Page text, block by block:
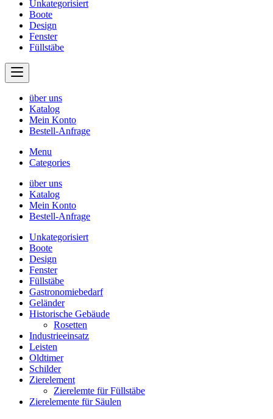
Unkategorisiert
Boote
Design
Fenster
Füllstäbe
über uns
Katalog
Mein Konto
Bestell-Anfrage
Menu
Categories
über uns
Katalog
Mein Konto
Bestell-Anfrage
Unkategorisiert
Boote
Design
Fenster
Füllstäbe
Gastronomiebedarf
Geländer
Historische Gebäude
Rosetten
Industrieeinsatz
Leisten
Oldtimer
Schilder
Zierelement
Zierelemte für Füllstäbe
Zierelemente für Säulen